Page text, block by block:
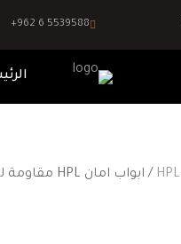
+962 6 5539588
/ ابواب امان HPL مقاومة للعوامل الجوية